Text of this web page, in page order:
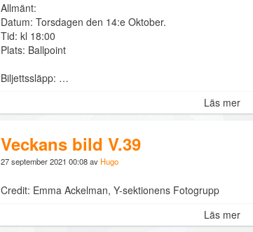
Allmänt:
Datum: Torsdagen den 14:e Oktober.
Tid: kl 18:00
Plats: Ballpoint
Biljettssläpp: …
Läs mer
Veckans bild V.39
27 september 2021 00:08 av Hugo
Credit: Emma Ackelman, Y-sektionens Fotogrupp
Läs mer